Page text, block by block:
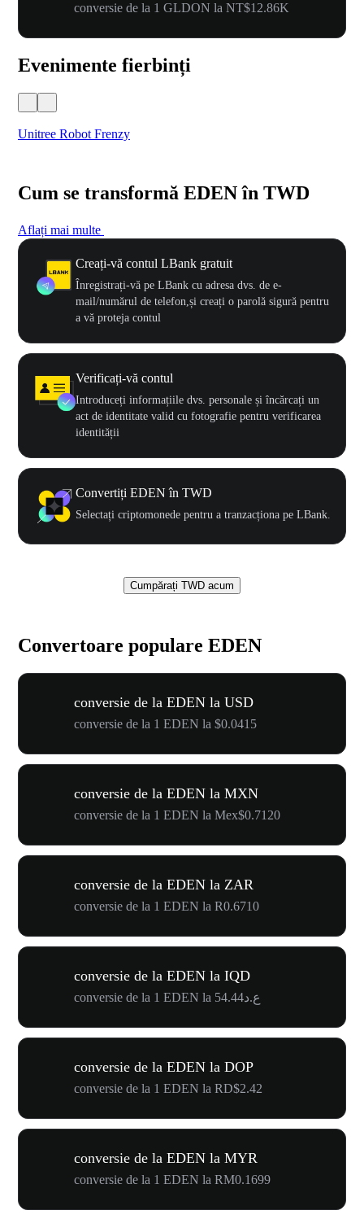
conversie de la 1 GLDON la NT$12.86K
Evenimente fierbinți
Unitree Robot Frenzy
Cum se transformă EDEN în TWD
Aflați mai multe
Creați-vă contul LBank gratuit
Înregistrați-vă pe LBank cu adresa dvs. de e-
mail/numărul de telefon,și creați o parolă sigură pentru
a vă proteja contul
Verificați-vă contul
Introduceți informațiile dvs. personale și încărcați un
act de identitate valid cu fotografie pentru verificarea
identității
Convertiți EDEN în TWD
Selectați criptomonede pentru a tranzacționa pe LBank.
Cumpărați TWD acum
Convertoare populare EDEN
conversie de la EDEN la USD
conversie de la 1 EDEN la $0.0415
conversie de la EDEN la MXN
conversie de la 1 EDEN la Mex$0.7120
conversie de la EDEN la ZAR
conversie de la 1 EDEN la R0.6710
conversie de la EDEN la IQD
conversie de la 1 EDEN la ع.د54.44
conversie de la EDEN la DOP
conversie de la 1 EDEN la RD$2.42
conversie de la EDEN la MYR
conversie de la 1 EDEN la RM0.1699